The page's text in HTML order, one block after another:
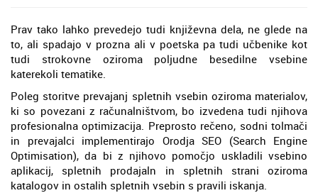
Prav tako lahko prevedejo tudi književna dela, ne glede na
to, ali spadajo v prozna ali v poetska pa tudi učbenike kot
tudi strokovne oziroma poljudne besedilne vsebine
katerekoli tematike.
Poleg storitve prevajanj spletnih vsebin oziroma materialov,
ki so povezani z računalništvom, bo izvedena tudi njihova
profesionalna optimizacija. Preprosto rečeno, sodni tolmači
in prevajalci implementirajo Orodja SEO (Search Engine
Optimisation), da bi z njihovo pomočjo uskladili vsebino
aplikacij, spletnih prodajaln in spletnih strani oziroma
katalogov in ostalih spletnih vsebin s pravili iskanja.